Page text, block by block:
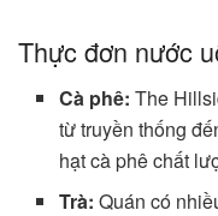
Thực đơn nước
Cà phê: The
từ truyền thống
hạt cà phê chất
Trà: Quán có